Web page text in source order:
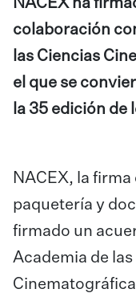
NACEX ha
colaboración
las Ciencias
el que se
la 35 edición de
NACEX, la
paquetería y
firmado un
Academia de